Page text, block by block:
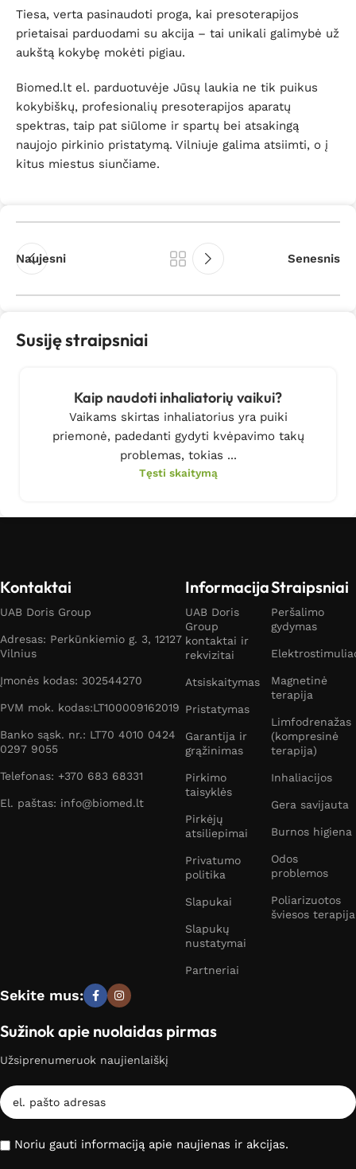
Tiesa, verta pasinaudoti proga, kai presoterapijos
prietaisai parduodami su akcija – tai unikali galimybė už
aukštą kokybę mokėti pigiau.
Biomed.lt el. parduotuvėje Jūsų laukia ne tik puikus
kokybiškų, profesionalių presoterapijos aparatų
spektras, taip pat siūlome ir spartų bei atsakingą
naujojo pirkinio pristatymą. Vilniuje galima atsiimti, o į
kitus miestus siunčiame.
Naujesni Senesnis
Susiję straipsniai
Kaip naudoti inhaliatorių vaikui?
Vaikams skirtas inhaliatorius yra puiki
priemonė, padedanti gydyti kvėpavimo takų
problemas, tokias ...
Tęsti skaitymą
Kontaktai
UAB Doris Group
Adresas: Perkūnkiemio g. 3, 12127
Vilnius
Įmonės kodas: 302544270
PVM mok. kodas:LT100009162019
Banko sąsk. nr.: LT70 4010 0424
0297 9055
Telefonas: +370 683 68331
El. paštas: info@biomed.lt
Informacija
UAB Doris
Group
kontaktai ir
rekvizitai
Atsiskaitymas
Pristatymas
Garantija ir
grąžinimas
Pirkimo
taisyklės
Pirkėjų
atsiliepimai
Privatumo
politika
Slapukai
Slapukų
nustatymai
Partneriai
Straipsniai
Peršalimo
gydymas
Magnetinė
terapija
Limfodrenažas
(kompresinė
terapija)
Inhaliacijos
Gera savijauta
Burnos higiena
Odos
problemos
Poliarizuotos
šviesos terapija
Sekite mus:
Sužinok apie nuolaidas pirmas
Užsiprenumeruok naujienlaiškį
Noriu gauti informaciją apie naujienas ir akcijas.